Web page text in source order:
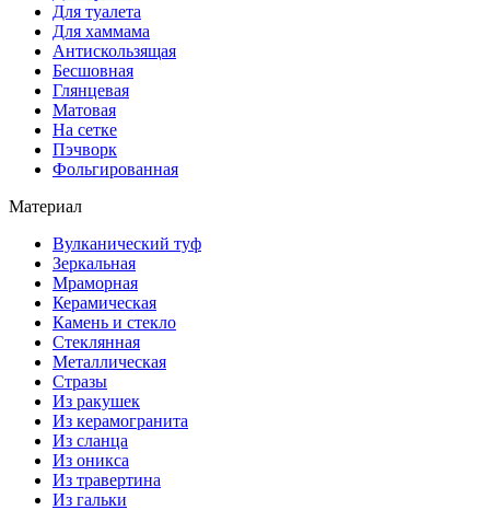
Для туалета
Для хаммама
Антискользящая
Бесшовная
Глянцевая
Матовая
На сетке
Пэчворк
Фольгированная
Материал
Вулканический туф
Зеркальная
Мраморная
Керамическая
Камень и стекло
Стеклянная
Металлическая
Стразы
Из ракушек
Из керамогранита
Из сланца
Из оникса
Из травертина
Из гальки